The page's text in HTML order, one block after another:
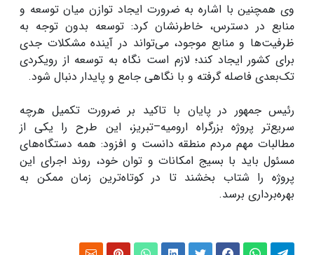
وی همچنین با اشاره به ضرورت ایجاد توازن میان توسعه و
منابع در دسترس، خاطرنشان کرد: توسعه بدون توجه به
ظرفیت‌ها و منابع موجود، می‌تواند در آینده مشکلات جدی
برای کشور ایجاد کند؛ لازم است نگاه به توسعه از رویکردی
تک‌بعدی فاصله گرفته و با نگاهی جامع و پایدار دنبال شود.
رئیس ‌جمهور در پایان با تاکید بر ضرورت تکمیل هرچه
سریع‌تر پروژه بزرگراه ارومیه–تبریز، این طرح را یکی از
مطالبات مهم مردم منطقه دانست و افزود: همه دستگاه‌های
مسئول باید با بسیج امکانات و توان خود، روند اجرای این
پروژه را شتاب بخشند تا در کوتاه‌ترین زمان ممکن به
بهره‌برداری برسد.